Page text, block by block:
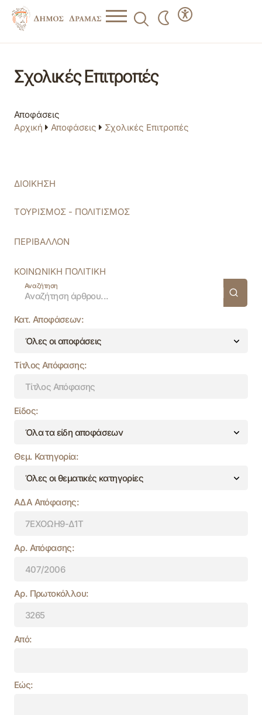
Σχολικές Επιτροπές
Αποφάσεις
Αρχική
Αποφάσεις Σχολικές Επιτροπές
ΔΙΟΙΚΗΣΗ
ΤΟΥΡΙΣΜΟΣ - ΠΟΛΙΤΙΣΜΟΣ
ΠΕΡΙΒΑΛΛΟΝ
ΚΟΙΝΩΝΙΚΗ ΠΟΛΙΤΙΚΗ
Αναζήτηση
Κατ. Αποφάσεων:
Τίτλος Απόφασης:
Είδος:
Θεμ. Κατηγορία:
ΑΔΑ Απόφασης:
Αρ. Απόφασης:
Αρ. Πρωτοκόλλου:
Από:
Εώς: